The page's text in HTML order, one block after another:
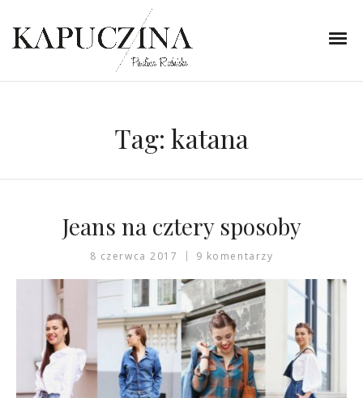
Tag: katana
Jeans na cztery sposoby
8 czerwca 2017 9 komentarzy